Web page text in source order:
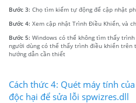
Bước 3: Chọ tìm kiếm tự động để cập nhật
Bước 4: Xem cập nhật Trình Điều Khiển, và
Bước 5: Windows có thể không tìm thấy
người dùng có thể thấy trình điều khiển trên
hướng dẫn cần thiết
Cách thức 4: Quét máy tính
độc hại để sửa lỗi spwizres.dll